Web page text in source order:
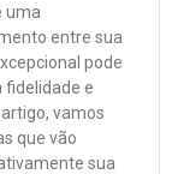
uma
entre sua
pode
fidelidade e
vamos
que vão
sua